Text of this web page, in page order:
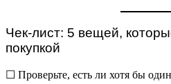
Чек-лист: 5 вещей,
покупкой
☐ Проверьте, есть ли хотя бы